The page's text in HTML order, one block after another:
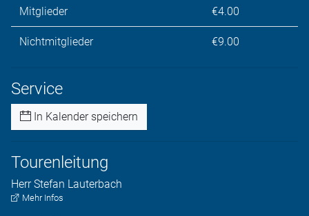
Mitglieder €4.00
Nichtmitglieder €9.00
Service
In Kalender speichern
Tourenleitung
Herr Stefan Lauterbach
Mehr Infos